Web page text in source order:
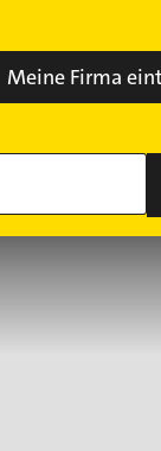
Meine Firma